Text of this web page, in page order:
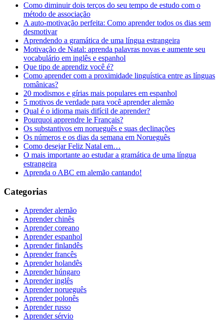
Como diminuir dois terços do seu tempo de estudo com o
método de associação
A auto-motivação perfeita: Como aprender todos os dias sem
desmotivar
Aprendendo a gramática de uma língua estrangeira
Motivação de Natal: aprenda palavras novas e aumente seu
vocabulário em inglês e espanhol
Que tipo de aprendiz você é?
Como aprender com a proximidade linguística entre as línguas
românicas?
20 modismos e gírias mais populares em espanhol
5 motivos de verdade para você aprender alemão
Qual é o idioma mais difícil de aprender?
Pourquoi apprendre le Français?
Os substantivos em norueguês e suas declinações
Os números e os dias da semana em Norueguês
Como desejar Feliz Natal em…
O mais importante ao estudar a gramática de uma língua
estrangeira
Aprenda o ABC em alemão cantando!
Categorias
Aprender alemão
Aprender chinês
Aprender coreano
Aprender espanhol
Aprender finlandês
Aprender francês
Aprender holandês
Aprender húngaro
Aprender inglês
Aprender norueguês
Aprender polonês
Aprender russo
Aprender sérvio